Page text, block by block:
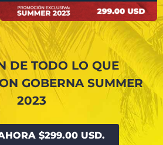
DE TODO LO QUE
GOBERNA SUMMER
2023
$299.00 USD.